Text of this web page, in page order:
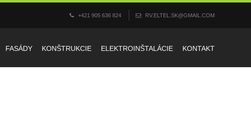
+421 905 636 824 RV.ELTEL.SK@GMAIL.COM
FASÁDY KONŠTRUKCIE ELEKTROINŠTALÁCIE KONTAKT